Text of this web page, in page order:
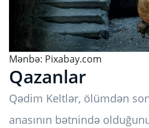
Mənbə: Pixabay.com
Qazanlar
Qədim Keltlər, ölümdən
anasının bətnində